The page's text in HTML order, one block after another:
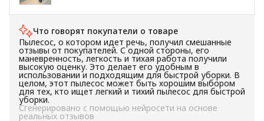
1 звезда
Что говорят покупатели о товаре
Пылесос, о котором идет речь, получил смешанные
отзывы от покупателей. С одной стороны, его
маневренность, легкость и тихая работа получили
высокую оценку. Это делает его удобным в
использовании и подходящим для быстрой уборки. В
целом, этот пылесос может быть хорошим выбором
для тех, кто ищет легкий и тихий пылесос для быстрой
уборки.
Сгенерировано с помощью нейросети на основе
реальных отзывов